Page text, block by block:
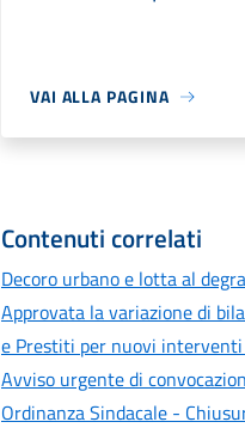
VAI ALLA PAGINA
Contenuti correlati
Decoro urbano e lotta al
Approvata la variazione di
e Prestiti per nuovi
Avviso urgente di
Ordinanza Sindacale -